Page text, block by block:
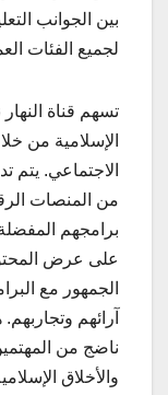
بين الجوانب
لجميع الفئات
تسهم قناة
الإسلامية من
الاجتماعي. يتم
من المنصات
برامجهم
على عرض
الجمهور مع
آرائهم
ناضج من
والأخلاق